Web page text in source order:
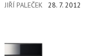
JIŘÍ PALEČEK 28. 7. 2012